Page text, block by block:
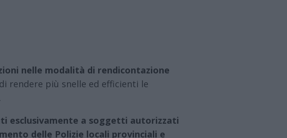
nelle modalità di rendicontazione
rendere più snelle ed efficienti le
esclusivamente a soggetti autorizzati
delle Polizie locali provinciali e